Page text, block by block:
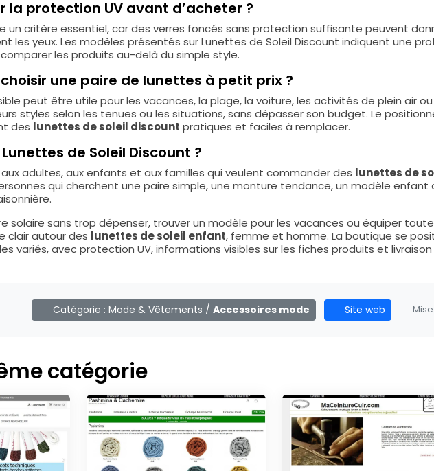
la protection UV avant d’acheter ?
un critère essentiel, car des verres foncés sans protection suffisante peuvent
les yeux. Les modèles présentés sur Lunettes de Soleil Discount indiquent une
les produits au-delà du simple style.
une paire de lunettes à petit prix ?
peut être utile pour les vacances, la plage, la voiture, les activités de plein air
styles selon les tenues ou les situations, sans dépasser son budget. Le
des lunettes de soleil discount pratiques et faciles à remplacer.
de Soleil Discount ?
adultes, aux enfants et aux familles qui veulent commander des lunettes de
qui cherchent une paire simple, une monture tendance, un modèle
solaire sans trop dépenser, trouver un modèle pour les vacances ou équiper
clair autour des lunettes de soleil enfant, femme et homme. La boutique se
variés, avec protection UV, informations visibles sur les fiches produits et
Catégorie : Mode & Vêtements / Accessoires mode Site web
catégorie